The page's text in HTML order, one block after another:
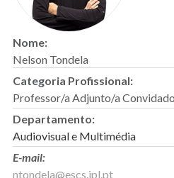
Nome:
Nelson Tondela
Categoria Profissional:
Professor/a Adjunto/a
Departamento:
Audiovisual e Multimédia
E-mail:
ntondela@escs.ipl.pt